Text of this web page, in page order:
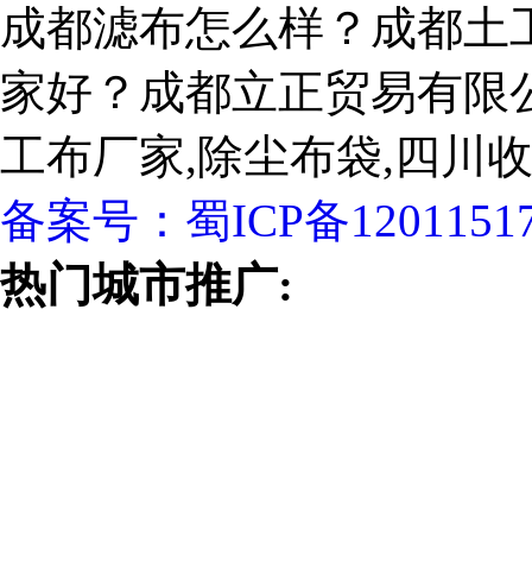
成都滤布怎么样？成都
家好？成都立正贸易有
工布厂家,除尘布袋,四川
备案号： 蜀ICP备
热门城市推广: